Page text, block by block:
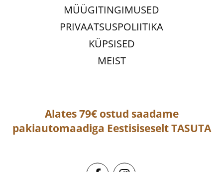
MÜÜGITINGIMUSED
PRIVAATSUSPOLIITIKA
KÜPSISED
MEIST
Alates 79€ ostud saadame
pakiautomaadiga EestisiseseltTASUTA